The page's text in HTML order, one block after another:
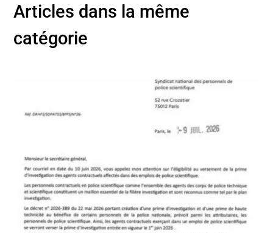
Articles dans la même
catégorie